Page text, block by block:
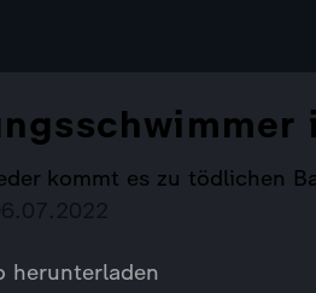
kommt es zu tödlichen
herunterladen